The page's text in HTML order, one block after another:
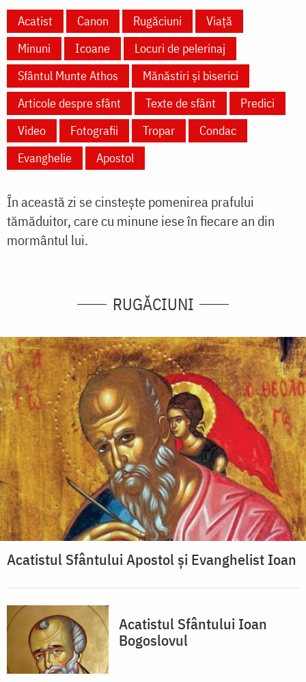
Acatist Canon Rugăciuni
Viață
Minuni
Icoane
Locuri de pelerinaj
Sfântul Munte Athos
Mănăstiri și biserici
Articole despre sfânt
Texte de sfânt
Predici
Video
Fotografii Tropar
Condac
Evanghelie
Apostol
În această zi se cinstește pomenirea prafului
tămăduitor, care cu minune iese în fiecare an din
mormântul lui.
RUGĂCIUNI
Acatistul Sfântului Apostol şi Evanghelist Ioan
Acatistul Sfântului Ioan
Bogoslovul